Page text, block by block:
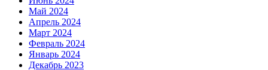
Май 2024
Апрель 2024
Март 2024
Февраль 2024
Январь 2024
Декабрь 2023